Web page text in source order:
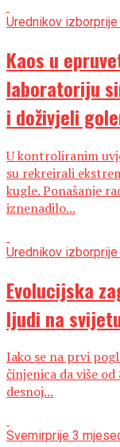
Urednikov izbor
Kaos u
laboratoriju
i doživjeli
U kontroliranim
su rekreirali
kugle. Ponašanje
iznenadilo...
Urednikov izbor
Evolucijska
ljudi na
Iako se na prvi
činjenica da više
desnoj...
Svemirprije 3